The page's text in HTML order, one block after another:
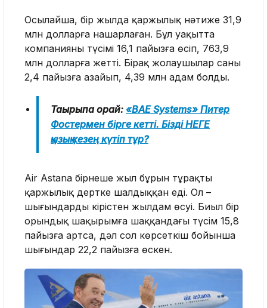
Осылайша, бір жылда қаржылық нәтиже 31,9
млн долларға нашарлаған. Бұл уақытта
компанияның түсімі 16,1 пайызға өсіп, 763,9
млн долларға жетті. Бірақ жолаушылар саны
2,4 пайызға азайып, 4,39 млн адам болды.
Тақырыпқа орай: «BAE Systems» Питер
Фостермен бірге кетті. Бізді НЕГЕ
қызық кезең күтіп тұр?
Air Astana бірнеше жыл бұрын тұрақты
қаржылық дертке шалдыққан еді. Ол –
шығындардың кірістен жылдам өсуі. Биыл бір
орындық шақырымға шаққандағы түсім 15,8
пайызға артса, дәл сол көрсеткіш бойынша
шығындар 22,2 пайызға өскен.